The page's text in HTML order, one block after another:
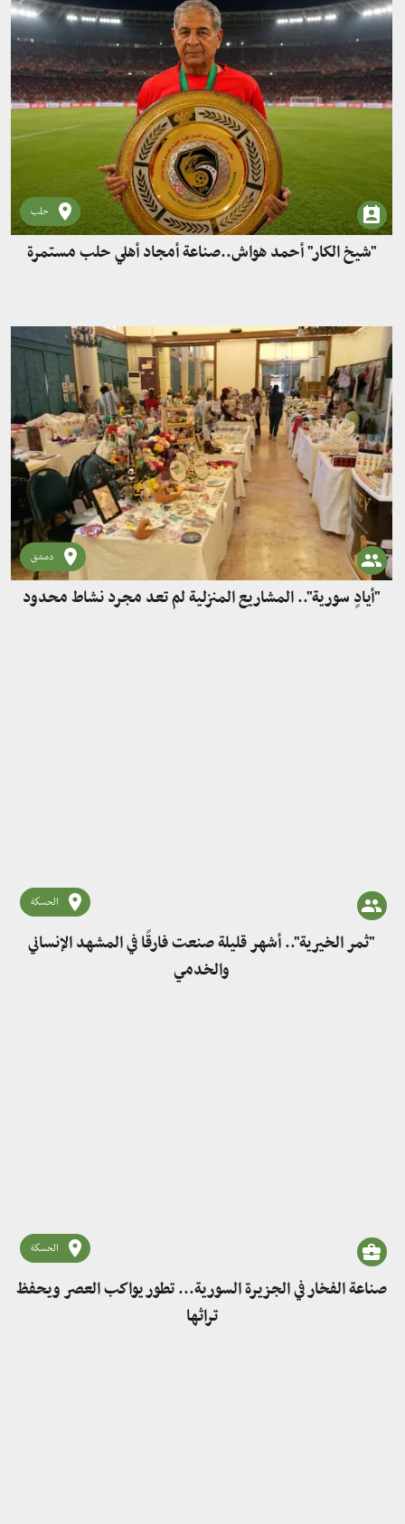
حلب
"شيخ الكار" أحمد هواش..صناعة أمجاد أهلي حلب مستمرة
دمشق
"أيادٍ سورية".. المشاريع المنزلية لم تعد مجرد نشاط محدود
الحسكة
"ثمر الخيرية".. أشهر قليلة صنعت فارقًا في المشهد الإنساني
والخدمي
الحسكة
صناعة الفخار في الجزيرة السورية... تطور يواكب العصر ويحفظ
تراثها